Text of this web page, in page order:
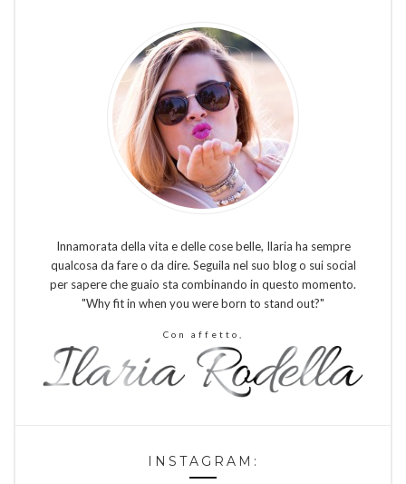
Innamorata della vita e delle cose belle, Ilaria ha sempre
qualcosa da fare o da dire. Seguila nel suo blog o sui social
per sapere che guaio sta combinando in questo momento.
"Why fit in when you were born to stand out?"
Con affetto,
INSTAGRAM: